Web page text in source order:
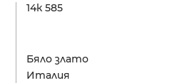
14к 585
Бяло злато
Италия